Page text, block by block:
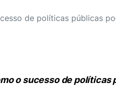
de políticas públicas
o sucesso de políticas